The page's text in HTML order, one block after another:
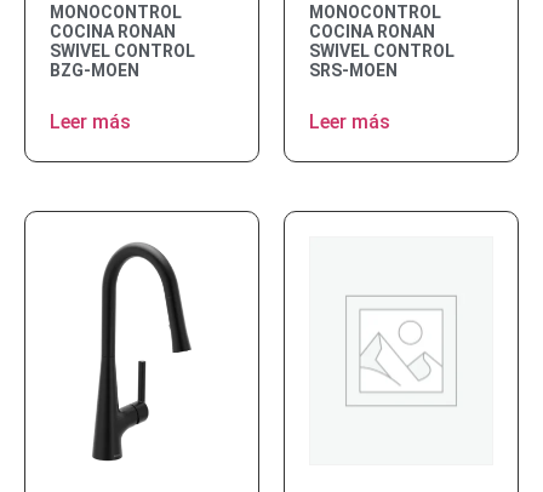
MONOCONTROL
COCINA RONAN
SWIVEL CONTROL
BZG-MOEN
Leer más
MONOCONTROL
COCINA RONAN
SWIVEL CONTROL
SRS-MOEN
Leer más